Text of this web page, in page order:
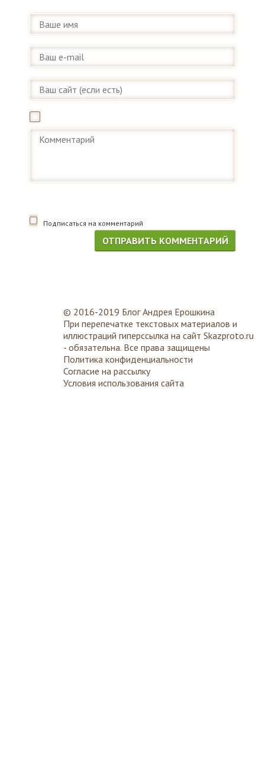
Подписаться на комментарий
© 2016-2019 Блог Андрея Ерошкина
При перепечатке текстовых материалов и
иллюстраций гиперссылка на сайт Skazproto.ru
- обязательна. Все права защищены
Политика конфиденциальности
Согласие на рассылку
Условия использования сайта